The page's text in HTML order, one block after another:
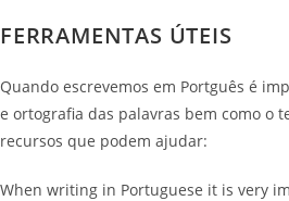
FERRAMENTAS ÚTEIS
Quando escrevemos em Portguês é
e ortografia das palavras bem como o
recursos que podem ajudar:
When writing in Portuguese it is very